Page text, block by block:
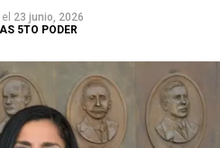
Alta, Gino Segura centró
orientadas a
el 23 junio, 2026
5TO PODER